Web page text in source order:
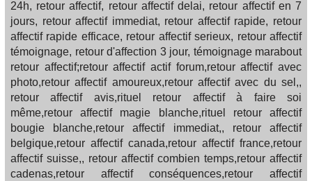
24h, retour affectif, retour affectif delai, retour affectif en 7
jours, retour affectif immediat, retour affectif rapide, retour
affectif rapide efficace, retour affectif serieux, retour affectif
témoignage, retour d'affection 3 jour, témoignage marabout
retour affectif;retour affectif actif forum,retour affectif avec
photo,retour affectif amoureux,retour affectif avec du sel,,
retour affectif avis,rituel retour affectif à faire soi
même,retour affectif magie blanche,rituel retour affectif
bougie blanche,retour affectif immediat,, retour affectif
belgique,retour affectif canada,retour affectif france,retour
affectif suisse,, retour affectif combien temps,retour affectif
cadenas,retour affectif conséquences,retour affectif